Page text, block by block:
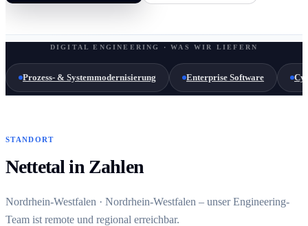
DIGITAL ENGINEERING · WAS WIR LIEFERN
Prozess- & Systemmodernisierung Enterprise Software
STANDORT
Nettetal in Zahlen
Nordrhein-Westfalen · Nordrhein-Westfalen – unser Engineering-
Team ist remote und regional erreichbar.